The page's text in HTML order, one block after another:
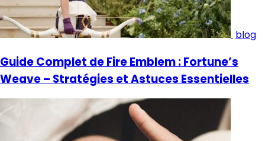
blog
Guide Complet de Fire Emblem : Fortune’s
Weave – Stratégies et Astuces Essentielles